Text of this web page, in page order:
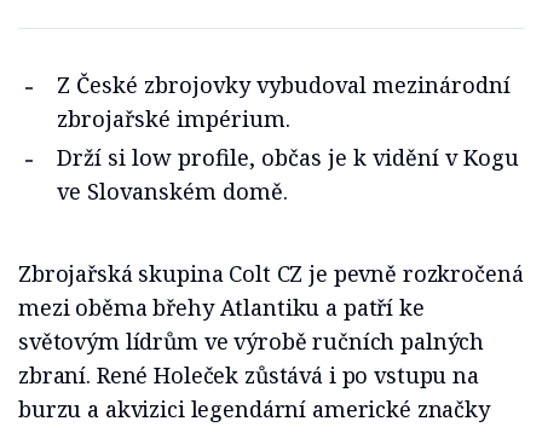
Z České zbrojovky vybudoval mezinárodní
zbrojařské impérium.
Drží si low profile, občas je k vidění v Kogu
ve Slovanském domě.
Zbrojařská skupina Colt CZ je pevně rozkročená
mezi oběma břehy Atlantiku a patří ke
světovým lídrům ve výrobě ručních palných
zbraní. René Holeček zůstává i po vstupu na
burzu a akvizici legendární americké značky